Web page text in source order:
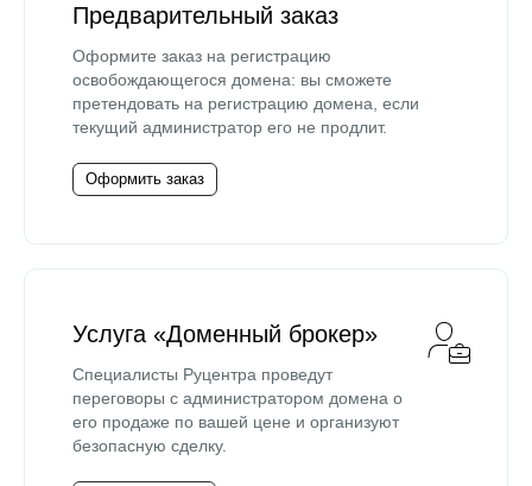
Предварительный заказ
Оформите заказ на регистрацию
освобождающегося домена: вы сможете
претендовать на регистрацию домена, если
текущий администратор его не продлит.
Оформить заказ
Услуга «Доменный брокер»
Специалисты Руцентра проведут
переговоры с администратором домена о
его продаже по вашей цене и организуют
безопасную сделку.